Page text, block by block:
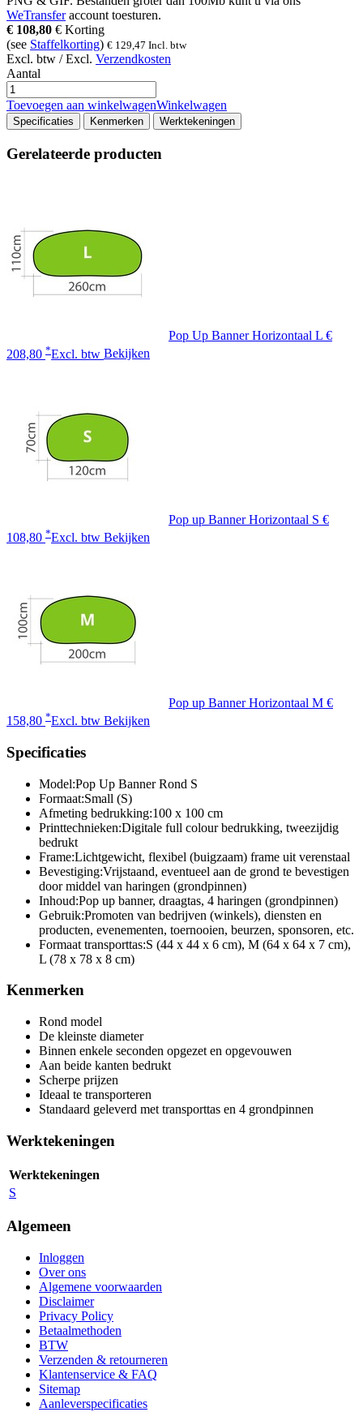
WeTransferaccount toesturen.
€ 108,80 € Korting
(see Staffelkorting) € 129,47 Incl. btw
Excl. btw / Excl. Verzendkosten
Aantal
Toevoegen aan winkelwagenWinkelwagen
Specificaties Kenmerken Werktekeningen
Gerelateerde producten
Pop Up Banner Horizontaal L €
208,80 *Excl. btw Bekijken
Pop up Banner Horizontaal S €
108,80 *Excl. btw Bekijken
Pop up Banner Horizontaal M €
158,80 *Excl. btw Bekijken
Specificaties
Model:Pop Up Banner Rond S
Formaat:Small (S)
Afmeting bedrukking:100 x 100 cm
Printtechnieken:Digitale full colour bedrukking, tweezijdig
bedrukt
Frame:Lichtgewicht, flexibel (buigzaam) frame uit verenstaal
Bevestiging:Vrijstaand, eventueel aan de grond te bevestigen
door middel van haringen (grondpinnen)
Inhoud:Pop up banner, draagtas, 4 haringen (grondpinnen)
Gebruik:Promoten van bedrijven (winkels), diensten en
producten, evenementen, toernooien, beurzen, sponsoren, etc.
Formaat transporttas:S (44 x 44 x 6 cm), M (64 x 64 x 7 cm),
L (78 x 78 x 8 cm)
Kenmerken
Rond model
De kleinste diameter
Binnen enkele seconden opgezet en opgevouwen
Aan beide kanten bedrukt
Scherpe prijzen
Ideaal te transporteren
Standaard geleverd met transporttas en 4 grondpinnen
Werktekeningen
Werktekeningen
S
Algemeen
Inloggen
Over ons
Algemene voorwaarden
Disclaimer
Privacy Policy
Betaalmethoden
BTW
Verzenden & retourneren
Klantenservice & FAQ
Sitemap
Aanleverspecificaties